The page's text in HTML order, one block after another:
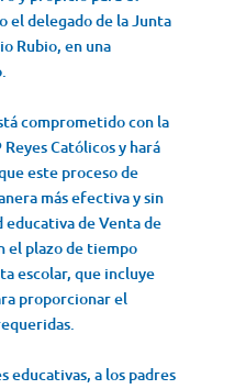
el delegado de la Junta
Rubio, en una
comprometido con la
Católicos y hará
este proceso de
más efectiva y sin
educativa de Venta de
el plazo de tiempo
escolar, que incluye
proporcionar el
educativas, a los padres